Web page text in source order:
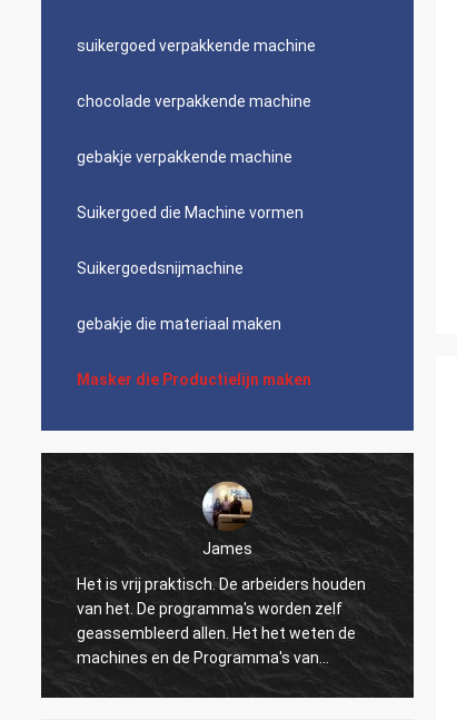
suikergoed verpakkende machine
chocolade verpakkende machine
gebakje verpakkende machine
Suikergoed die Machine vormen
Suikergoedsnijmachine
gebakje die materiaal maken
Masker die Productielijn maken
James
Het is vrij praktisch. De arbeiders houden
van het. De programma's worden zelf
geassembleerd allen. Het het weten de
machines en de Programma's van
numerieke controle kunnen tot het dans